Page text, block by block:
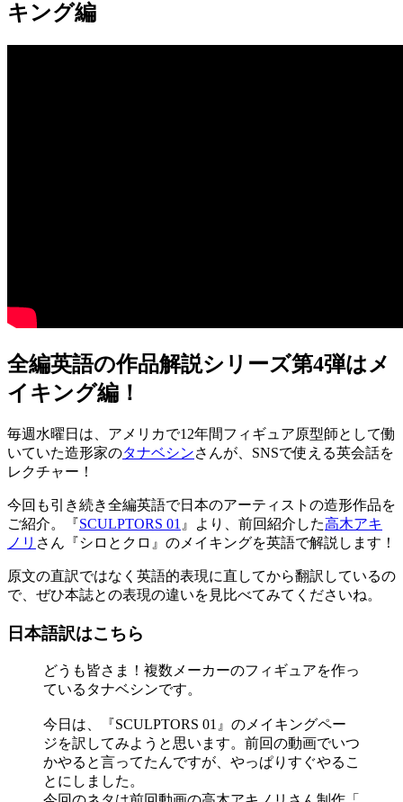
キング編
全編英語の作品解説シリーズ第4弾はメ
イキング編！
毎週水曜日は、アメリカで12年間フィギュア原型師として働
いていた造形家のタナベシンさんが、SNSで使える英会話を
レクチャー！
今回も引き続き全編英語で日本のアーティストの造形作品を
ご紹介。『SCULPTORS 01 』より、前回紹介した高木アキ
ノリ さん『シロとクロ』のメイキングを英語で解説します！
原文の直訳ではなく英語的表現に直してから翻訳しているの
で、ぜひ本誌との表現の違いを見比べてみてくださいね。
日本語訳はこちら
どうも皆さま！複数メーカーのフィギュアを作っ
ているタナベシンです。
今日は、『SCULPTORS 01』のメイキングペー
ジを訳してみようと思います。前回の動画でいつ
かやると言ってたんですが、 やっぱりすぐやるこ
とにしました。